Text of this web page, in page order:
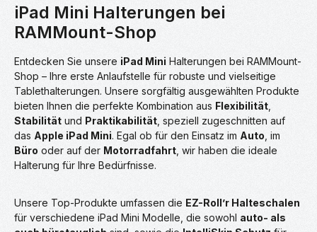
iPad Mini Halterungen bei
RAMMount-Shop
Entdecken Sie unsere iPad Mini Halterungen bei RAMMount-
Shop – Ihre erste Anlaufstelle für robuste und vielseitige
Tablethalterungen. Unsere sorgfältig ausgewählten Produkte
bieten Ihnen die perfekte Kombination aus Flexibilität
Stabilität und Praktikabilität , speziell zugeschnitten auf
das Apple iPad Mini. Egal ob für den Einsatz im Auto , im
Büro oder auf der Motorradfahrt , wir haben die ideale
Halterung für Ihre Bedürfnisse.
Unsere Top-Produkte umfassen die EZ-Roll’r Halteschalen
für verschiedene iPad Mini Modelle, die sowohl auto- als